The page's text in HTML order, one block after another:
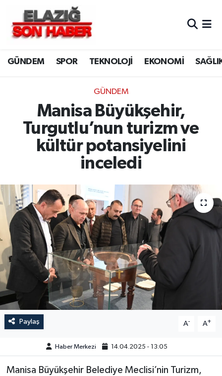
GÜNDEM SPOR TEKNOLOJİ EKONOMİ
GÜNDEM
Manisa Büyükşehir,
Turgutlu’nun turizm ve
kültür potansiyelini
inceledi
Paylaş A- A+
Haber Merkezi 14.04.2025 - 13:05
Manisa Büyükşehir Belediye Meclisi’nin Turizm,
CANLI YAYIN
ASAYİŞ
BİLİM VE TEKNOLOJİ
DÜNYA
EĞİTİM
ELAZIĞ
GENEL
GÜNDEM
HABERDE İNSAN
KÜLTÜR-SANAT
MAGAZİN
MEDYA
ÖZEL HABER
Merkez Hava Durumu
Merkez Trafik Yoğunluk Haritası
Süper Lig Puan Durumu ve Fikstür
Tüm Manşetler
Son Dakika Haberleri